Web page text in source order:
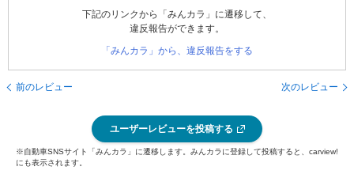
下記のリンクから「みんカラ」に遷移して、
違反報告ができます。
「みんカラ」から、違反報告をする
前のレビュー 次のレビュー
ユーザーレビューを投稿する
※自動車SNSサイト「みんカラ」に遷移します。みんカラに登録して投稿すると、carview!
にも表示されます。